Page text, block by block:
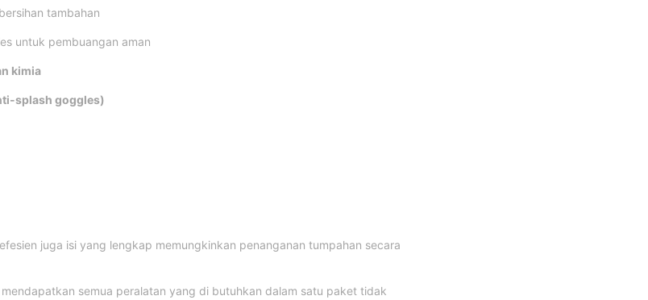
tambahan
untuk pembuangan aman
kimia
splash goggles)
juga isi yang lengkap memungkinkan penanganan tumpahan secara
semua peralatan yang di butuhkan dalam satu paket tidak